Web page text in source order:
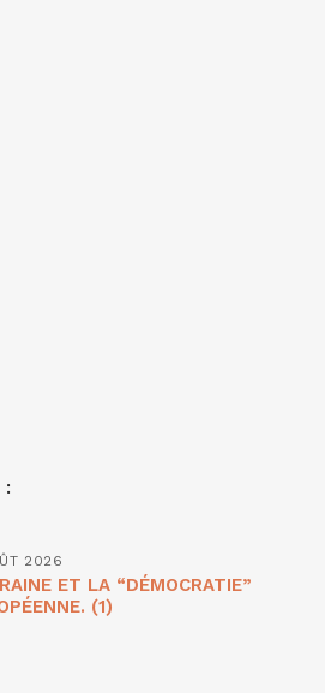
:
2026
ET LA “DÉMOCRATIE”
(1)